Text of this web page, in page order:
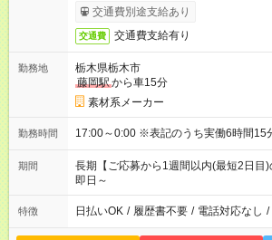
交通費別途支給あり
交通費 交通費支給有り
勤務地
栃木県栃木市
藤岡駅から車15分
素材系メーカー
勤務時間 17:00～0:00 ※表記のうち実働6時間
期間
長期【ご応募から1週間以内(最短2日目)
即日～
特徴 日払いOK / 履歴書不要 / 電話対応なし /